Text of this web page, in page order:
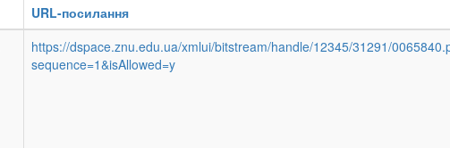
URL-посилання
https://dspace.znu.edu.ua/xmlui/bitstream/handle/12345/31291/
sequence=1&isAllowed=y